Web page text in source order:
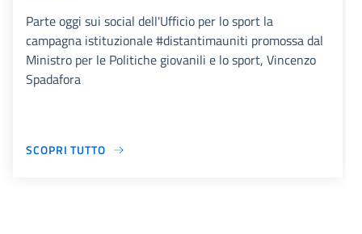
Parte oggi sui social dell'Ufficio per lo sport la
campagna istituzionale #distantimauniti promossa dal
Ministro per le Politiche giovanili e lo sport, Vincenzo
Spadafora
SCOPRI TUTTO